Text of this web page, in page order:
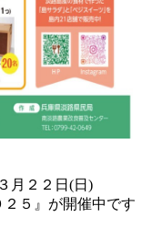
月２２日(日)
２５』が開催中です